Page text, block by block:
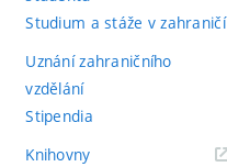
Studium a stáže v zahraničí
Uznání zahraničního
vzdělání
Stipendia
Knihovny(externí